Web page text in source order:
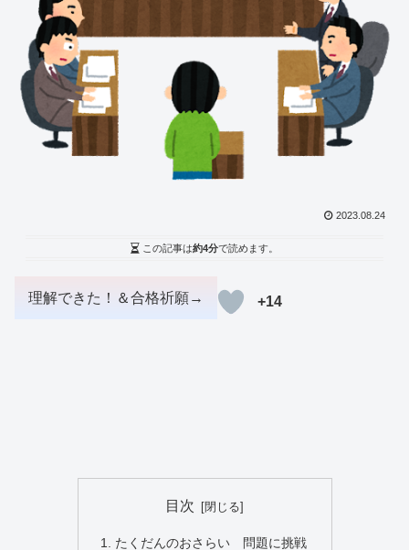
2023.08.24
この記事は約4分で読めます。
+14
目次
たくだんのおさらい 問題に挑戦